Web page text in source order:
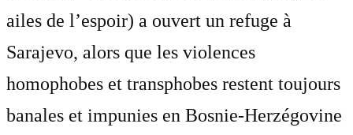
ailes de l’espoir) a ouvert un refuge à
Sarajevo, alors que les violences
homophobes et transphobes restent toujours
banales et impunies en Bosnie-Herzégovine